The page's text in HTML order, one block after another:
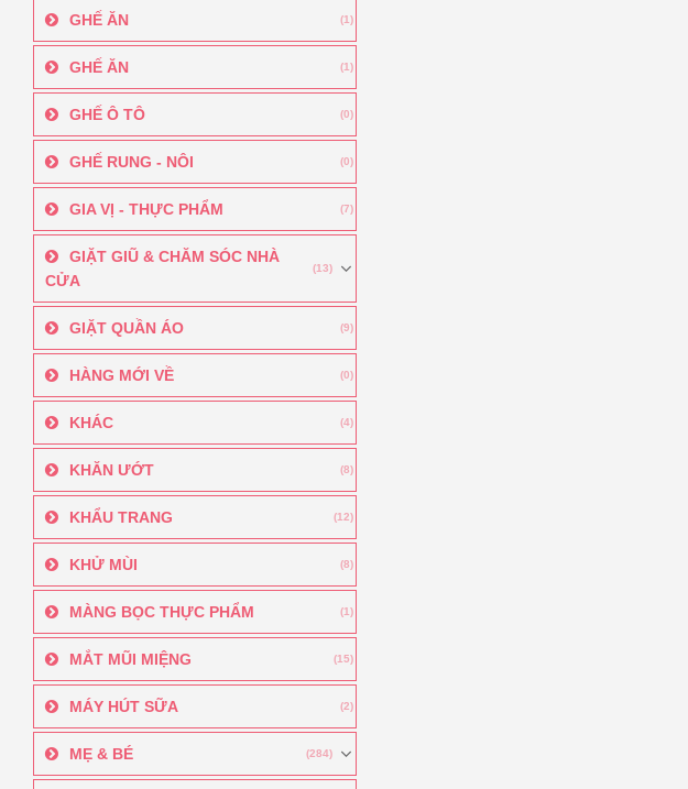
GHẾ ĂN (1)
GHẾ ĂN (1)
GHẾ Ô TÔ (0)
GHẾ RUNG - NÔI (0)
GIA VỊ - THỰC PHẨM (7)
GIẶT GIŨ & CHĂM SÓC NHÀ
CỬA
(13)
GIẶT QUẦN ÁO (9)
HÀNG MỚI VỀ (0)
KHÁC (4)
KHĂN ƯỚT (8)
KHẨU TRANG (12)
KHỬ MÙI (8)
MÀNG BỌC THỰC PHẨM (1)
MẮT MŨI MIỆNG (15)
MÁY HÚT SỮA (2)
MẸ & BÉ (284)